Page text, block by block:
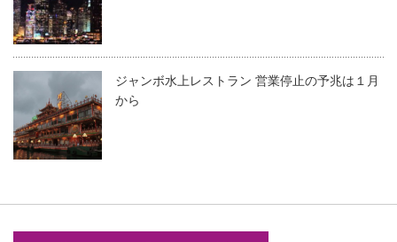
ジャンボ水上レストラン 営業停止の予兆は１月
から